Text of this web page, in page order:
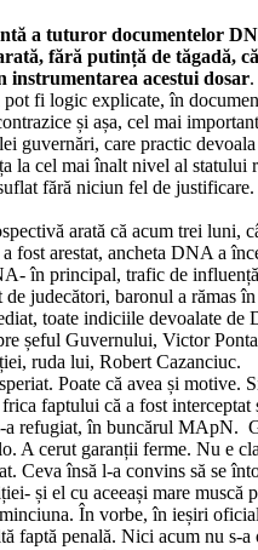
a tuturor documentelor
fără putință de tăgadă,
instrumentarea acestui dosar
pot fi logic explicate, în
și așa, cel mai
guvernări, care practic devoala
la cel mai înalt nivel al statului
fără niciun fel de
arată că acum trei luni,
fost arestat, ancheta DNA a
în principal, trafic de
de judecători, baronul a rămas
toate indiciile devoalate de
șeful Guvernului, Victor
ruda lui, Robert Cazanciuc.
Poate că avea și motive.
faptului că a fost
a refugiat, în buncărul MApN.
A cerut garanții ferme. Nu e
Ceva însă l-a convins să se
și el cu aceeași mare muscă
În vorbe, în ieșiri
faptă penală. Nici acum nu s-a